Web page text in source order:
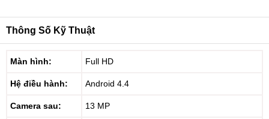
Thông Số Kỹ Thuật
Màn hình: Full HD
Hệ điều hành: Android 4.4
Camera sau: 13 MP